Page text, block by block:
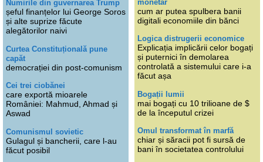
Numirile din guvernarea Trump
șeful finanțelor lui George Soros
și alte suprize făcute
alegătorilor naivi
Curtea Constituțională pune
capăt
democrației din post-comunism
Cei trei ciobănei
care exportă mioarele
României: Mahmud, Ahmad și
Aswad
Comunismul sovietic
Gulagul și bancherii, care l-au
făcut posibil
monetar
cum ar putea spulbera banii
digitali economiile din bănci
Logica distrugerii economice
Explicația implicării celor bogați
și puternici în demolarea
controlată a sistemului care i-a
făcut așa
Bogații lumii
mai bogați cu 10 trilioane de $
de la începutul crizei
Omul transformat în marfă
chiar și săracii pot fi sursă de
bani în societatea controlului